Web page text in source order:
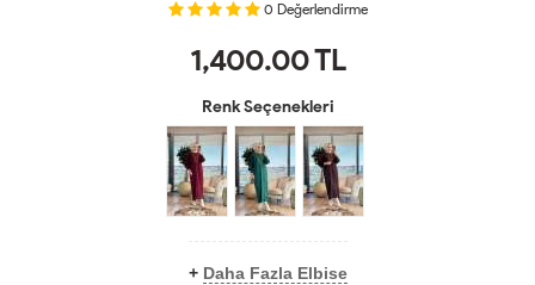
0 Değerlendirme
1,400.00TL
Renk Seçenekleri
+ Daha Fazla Elbise